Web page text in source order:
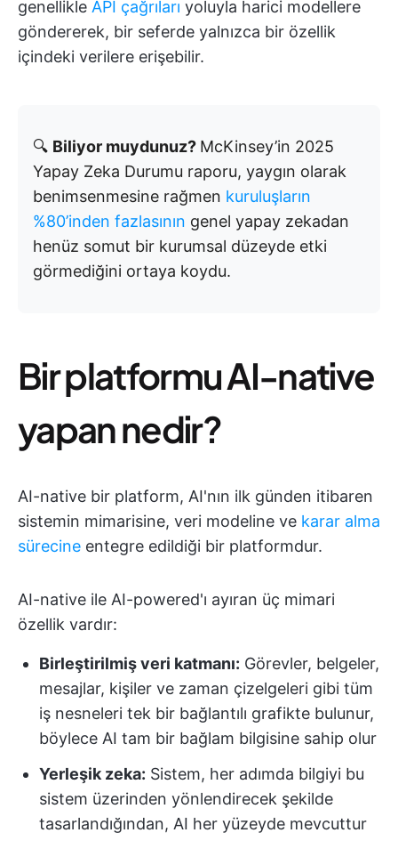
genellikle API çağrıları yoluyla harici modellere
göndererek, bir seferde yalnızca bir özellik
içindeki verilere erişebilir.
🔍 Biliyor muydunuz? McKinsey’in 2025
Yapay Zeka Durumu raporu, yaygın olarak
benimsenmesine rağmen kuruluşların
%80’inden fazlasının genel yapay zekadan
henüz somut bir kurumsal düzeyde etki
görmediğini ortaya koydu.
Bir platformu AI-native
yapan nedir?
AI-native bir platform, AI'nın ilk günden itibaren
sistemin mimarisine, veri modeline ve karar alma
sürecine entegre edildiği bir platformdur.
AI-native ile AI-powered'ı ayıran üç mimari
özellik vardır:
Birleştirilmiş veri katmanı: Görevler, belgeler,
mesajlar, kişiler ve zaman çizelgeleri gibi tüm
iş nesneleri tek bir bağlantılı grafikte bulunur,
böylece AI tam bir bağlam bilgisine sahip olur
Yerleşik zeka: Sistem, her adımda bilgiyi bu
sistem üzerinden yönlendirecek şekilde
tasarlandığından, AI her yüzeyde mevcuttur